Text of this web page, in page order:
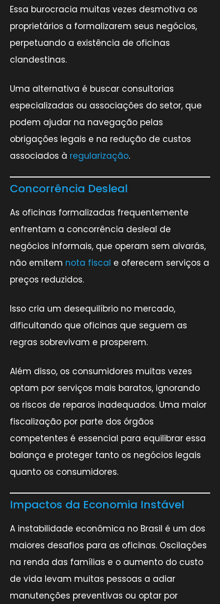
Essa burocracia muitas vezes desmotiva os
proprietários a formalizarem seus negócios,
perpetuando a existência de oficinas
clandestinas.
Uma alternativa é buscar consultorias
especializadas ou associações do setor, que
podem ajudar na navegação pelas
obrigações legais e na redução de custos
associados à regularização.
Concorrência Desleal
As oficinas formalizadas frequentemente
enfrentam a concorrência desleal de
negócios informais, que operam sem alvarás,
não emitem nota fiscal e oferecem serviços a
preços reduzidos.
Isso cria um desequilíbrio no mercado,
dificultando que oficinas que seguem as
regras sobrevivam e prosperem.
Além disso, os consumidores muitas vezes
optam por serviços mais baratos, ignorando
os riscos de reparos inadequados. Uma maior
fiscalização por parte dos órgãos
competentes é essencial para equilibrar essa
balança e proteger tanto os negócios legais
quanto os consumidores.
Impactos da Economia Instável
A instabilidade econômica no Brasil é um dos
maiores desafios para as oficinas. Oscilações
na renda das famílias e o aumento do custo
de vida levam muitas pessoas a adiar
manutenções preventivas ou optar por